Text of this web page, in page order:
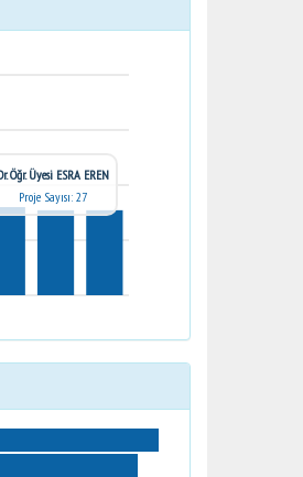
Öğr. Üyesi ESRA EREN
Proje Sayısı: 27